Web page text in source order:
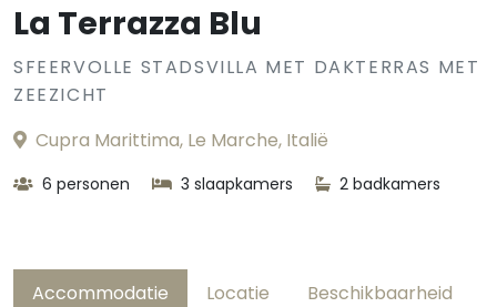
La Terrazza Blu
SFEERVOLLE STADSVILLA MET DAKTERRAS MET
ZEEZICHT
Cupra Marittima, Le Marche, Italië
6 personen 3 slaapkamers 2 badkamers
Accommodatie Locatie Beschikbaarheid